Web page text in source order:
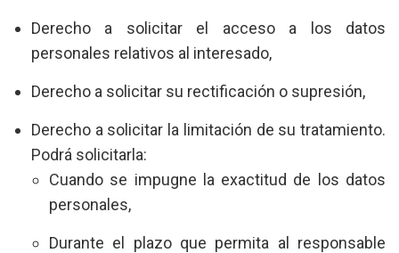
Derecho a solicitar el acceso a los datos
personales relativos al interesado,
Derecho a solicitar su rectificación o supresión,
Derecho a solicitar la limitación de su tratamiento.
Podrá solicitarla:
Cuando se impugne la exactitud de los datos
personales,
Durante el plazo que permita al responsable